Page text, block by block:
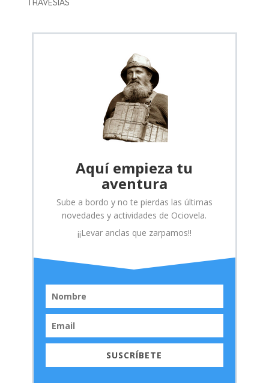
TRAVESÍAS
Aquí empieza tu
aventura
Sube a bordo y no te pierdas las últimas
novedades y actividades de Ociovela.
¡¡Levar anclas que zarpamos!!
SUSCRÍBETE